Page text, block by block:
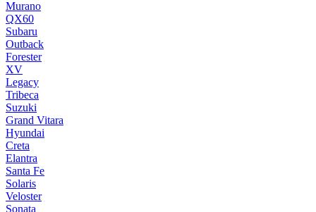
Murano
QX60
Subaru
Outback
Forester
XV
Legacy
Tribeca
Suzuki
Grand Vitara
Hyundai
Creta
Elantra
Santa Fe
Solaris
Veloster
Sonata